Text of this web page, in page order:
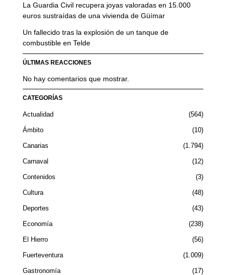
La Guardia Civil recupera joyas valoradas en 15.000
euros sustraídas de una vivienda de Güímar
Un fallecido tras la explosión de un tanque de
combustible en Telde
ÚLTIMAS REACCIONES
No hay comentarios que mostrar.
CATEGORÍAS
Actualidad 564
Ámbito 10
Canarias 1.794
Carnaval 12
Contenidos 3
Cultura 48
Deportes 43
Economía 238
El Hierro 56
Fuerteventura 1.009
Gastronomía 17